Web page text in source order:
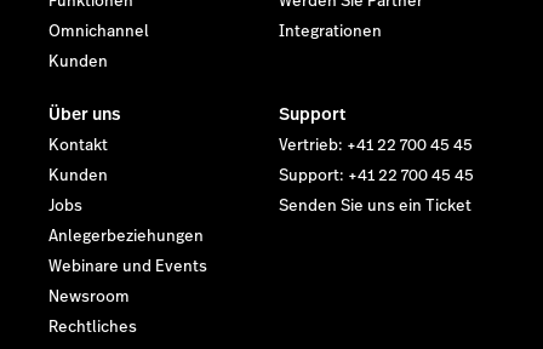
Omnichannel
Kunden
Integrationen
Über uns
Kontakt
Kunden
Jobs
Anlegerbeziehungen
Webinare und Events
Newsroom
Rechtliches
Support
Vertrieb: +41 22 700 45 45
Support: +41 22 700 45 45
Senden Sie uns ein Ticket